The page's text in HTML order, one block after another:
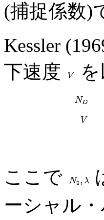
(捕捉係数)
Kessler
下速度
ここで
ーシャル・